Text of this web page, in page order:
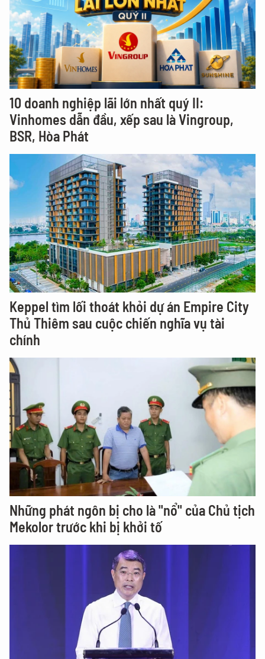
10 doanh nghiệp lãi lớn nhất quý II:
Vinhomes dẫn đầu, xếp sau là Vingroup,
BSR, Hòa Phát
Keppel tìm lối thoát khỏi dự án Empire City
Thủ Thiêm sau cuộc chiến nghĩa vụ tài
chính
Những phát ngôn bị cho là "nổ" của Chủ tịch
Mekolor trước khi bị khởi tố